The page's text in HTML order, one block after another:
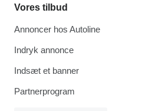
Vores tilbud
Annoncer hos Autoline
Indryk annonce
Indsæt et banner
Partnerprogram